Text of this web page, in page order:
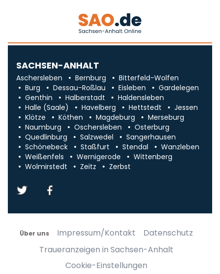
SACHSEN-ANHALT
Aschersleben Bernburg
Bitterfeld-Wolfen
Burg
Dessau-Roßlau Eisleben
Gardelegen
Genthin
Halberstadt
Haldensleben
Halle (Saale)
Havelberg Hettstedt
Jessen
Klötze
Köthen Magdeburg
Merseburg
Naumburg
Oschersleben
Osterburg
Quedlinburg
Salzwedel
Sangerhausen
Schönebeck
Staßfurt Stendal
Wanzleben
Weißenfels
Wernigerode
Wittenberg
Wolmirstedt
Zeitz Zerbst
Über uns Impressum/Kontakt
Datenschutz
Traueranzeigen in Sachsen-Anhalt
Cookie-Einstellungen